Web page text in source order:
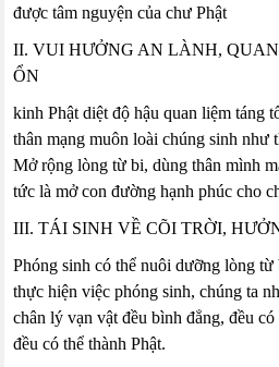
được tâm nguyện của chư Phật
II. VUI HƯỞNG AN LÀNH,
ỔN
kinh Phật diệt độ hậu quan liệm táng
thân mạng muôn loài chúng sinh như
Mở rộng lòng từ bi, dùng thân mình
tức là mở con đường hạnh phúc cho
III. TÁI SINH VỀ CÕI TRỜI,
Phóng sinh có thể nuôi dưỡng lòng
thực hiện việc phóng sinh, chúng ta
chân lý vạn vật đều bình đẳng, đều
đều có thể thành Phật.